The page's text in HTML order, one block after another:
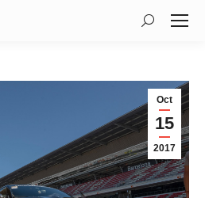
Buscar:
Oct
15
2017